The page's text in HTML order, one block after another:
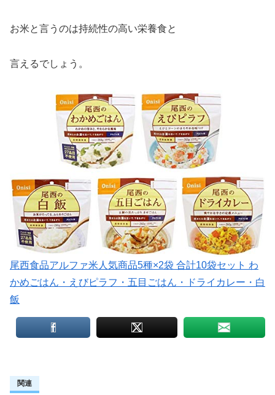
お米と言うのは持続性の高い栄養食と
言えるでしょう。
尾西食品アルファ米人気商品5種×2袋 合計10袋セット わ
かめごはん・えびピラフ・五目ごはん・ドライカレー・白
飯
関連